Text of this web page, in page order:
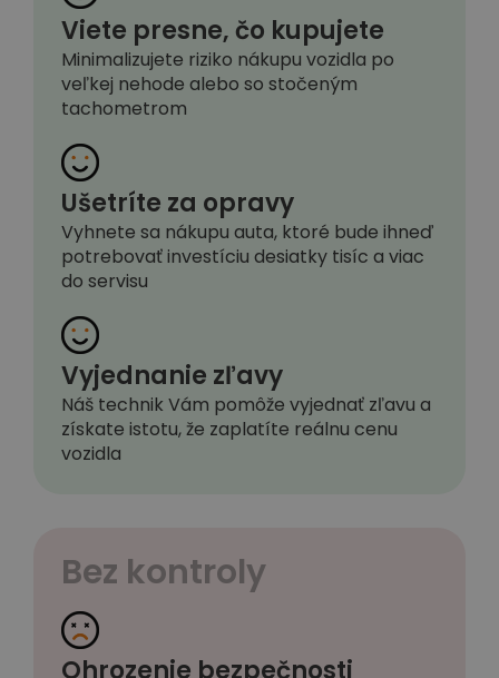
Viete presne, čo kupujete
Minimalizujete riziko nákupu vozidla po
veľkej nehode alebo so stočeným
tachometrom
Ušetríte za opravy
Vyhnete sa nákupu auta, ktoré bude ihneď
potrebovať investíciu desiatky tisíc a viac
do servisu
Vyjednanie zľavy
Náš technik Vám pomôže vyjednať zľavu a
získate istotu, že zaplatíte reálnu cenu
vozidla
Bez kontroly
Ohrozenie bezpečnosti